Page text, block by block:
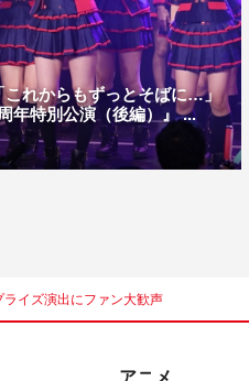
これからもずっとそばに…」
年特別公演（後編）』 ...
イズ演出にファン大歓声
アニメ